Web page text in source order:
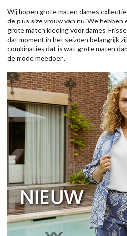
Wij hopen grote maten dames
de plus size vrouw van nu. We hebben
grote maten kleding voor dames.
dat moment in het seizoen belangrijk
combinaties dat is wat grote maten
de mode meedoen.